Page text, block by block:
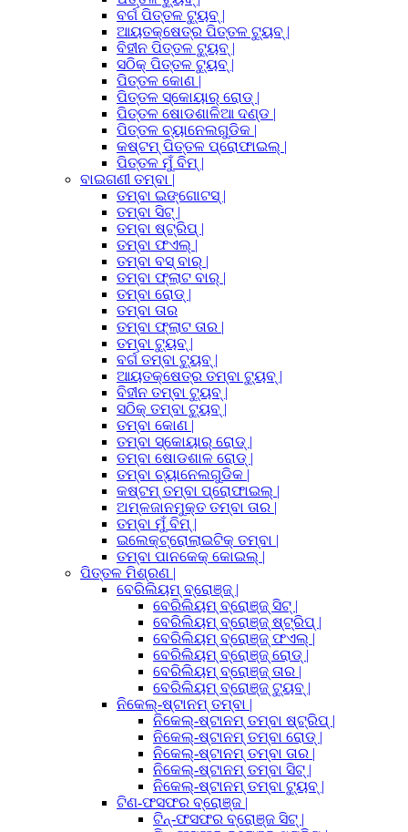
ବର୍ଗ ପିତ୍ତଳ ଟ୍ୟୁବ୍ |
ଆୟତକ୍ଷେତ୍ର ପିତ୍ତଳ ଟ୍ୟୁବ୍ |
ବିହୀନ ପିତ୍ତଳ ଟ୍ୟୁବ୍ |
ସଠିକ୍ ପିତ୍ତଳ ଟ୍ୟୁବ୍ |
ପିତ୍ତଳ କୋଣ |
ପିତ୍ତଳ ସ୍କୋୟାର୍ ରୋଡ୍ |
ପିତ୍ତଳ ଷୋଡଶାଳିଆ ଦଣ୍ଡ |
ପିତ୍ତଳ ଚ୍ୟାନେଲଗୁଡିକ |
କଷ୍ଟମ୍ ପିତ୍ତଳ ପ୍ରୋଫାଇଲ୍ |
ପିତ୍ତଳ ମୁଁ ବିମ୍ |
ବାଇଗଣୀ ତମ୍ବା |
ତମ୍ବା ଇଙ୍ଗୋଟସ୍ |
ତମ୍ବା ସିଟ୍ |
ତମ୍ବା ଷ୍ଟ୍ରିପ୍ |
ତମ୍ବା ଫଏଲ୍ |
ତମ୍ବା ବସ୍ ବାର୍ |
ତମ୍ବା ଫ୍ଲାଟ ବାର୍ |
ତମ୍ବା ରୋଡ୍ |
ତମ୍ବା ତାର
ତମ୍ବା ଫ୍ଲାଟ ତାର |
ତମ୍ବା ଟ୍ୟୁବ୍ |
ବର୍ଗ ତମ୍ବା ଟ୍ୟୁବ୍ |
ଆୟତକ୍ଷେତ୍ର ତମ୍ବା ଟ୍ୟୁବ୍ |
ବିହୀନ ତମ୍ବା ଟ୍ୟୁବ୍ |
ସଠିକ୍ ତମ୍ବା ଟ୍ୟୁବ୍ |
ତମ୍ବା କୋଣ |
ତମ୍ବା ସ୍କୋୟାର୍ ରୋଡ୍ |
ତମ୍ବା ଷୋଡଶାଳ ରୋଡ୍ |
ତମ୍ବା ଚ୍ୟାନେଲଗୁଡିକ |
କଷ୍ଟମ୍ ତମ୍ବା ପ୍ରୋଫାଇଲ୍ |
ଅମ୍ଳଜାନମୁକ୍ତ ତମ୍ବା ତାର |
ତମ୍ବା ମୁଁ ବିମ୍ |
ଇଲେକ୍ଟ୍ରୋଲାଇଟିକ୍ ତମ୍ବା |
ତମ୍ବା ପାନକେକ୍ କୋଇଲ୍ |
ପିତ୍ତଳ ମିଶ୍ରଣ |
ବେରିଲିୟମ୍ ବ୍ରୋଞ୍ଜ୍ |
ବେରିଲିୟମ୍ ବ୍ରୋଞ୍ଜ୍ ସିଟ୍ |
ବେରିଲିୟମ୍ ବ୍ରୋଞ୍ଜ୍ ଷ୍ଟ୍ରିପ୍ |
ବେରିଲିୟମ୍ ବ୍ରୋଞ୍ଜ୍ ଫଏଲ୍ |
ବେରିଲିୟମ୍ ବ୍ରୋଞ୍ଜ୍ ରୋଡ୍ |
ବେରିଲିୟମ୍ ବ୍ରୋଞ୍ଜ୍ ତାର |
ବେରିଲିୟମ୍ ବ୍ରୋଞ୍ଜ୍ ଟ୍ୟୁବ୍ |
ନିକେଲ୍-ଷ୍ଟାନମ୍ ତମ୍ବା |
ନିକେଲ୍-ଷ୍ଟାନମ୍ ତମ୍ବା ଷ୍ଟ୍ରିପ୍ |
ନିକେଲ୍-ଷ୍ଟାନମ୍ ତମ୍ବା ରୋଡ୍ |
ନିକେଲ୍-ଷ୍ଟାନମ୍ ତମ୍ବା ତାର |
ନିକେଲ୍-ଷ୍ଟାନମ୍ ତମ୍ବା ସିଟ୍ |
ନିକେଲ୍-ଷ୍ଟାନମ୍ ତମ୍ବା ଟ୍ୟୁବ୍ |
ଟିଣ-ଫସଫର ବ୍ରୋଞ୍ଜ |
ଟିନ୍-ଫସଫର ବ୍ରୋଞ୍ଜ ସିଟ୍ |